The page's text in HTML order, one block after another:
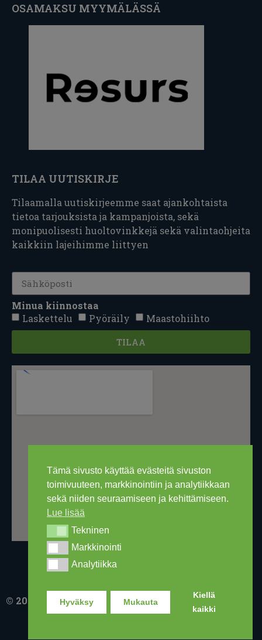
Tämä sivusto käyttää evästeitä sivuston
toimivuuteen, markkinointiin ja analytiikkaan
sekä niiden seuraamiseen ja kehittämiseen.
Lue lisää
TekninenTekninen
MarkkinointiMarkkinointi
AnalytiikkaAnalytiikka
Hyväksy Mukauta
Kiellä
kaikki
OSAMAKSU MYYMÄLÄSSÄ
TILAA UUTISKIRJE
Tilaamalla uutiskirjeemme saat ajankohtaista
tietoa tarjouksista ja kampanjoista, sekä
monipuolisesti huoltovinkkejä sekä valintaohjeita
kaikkiin lajeihimme liittyen
Minua kiinnostaa
Laskettelu
Pyöräily Maastohiihto
TILAA
© 2016-2026 Ski Out Bike, Ski-Outlet Finland Oy